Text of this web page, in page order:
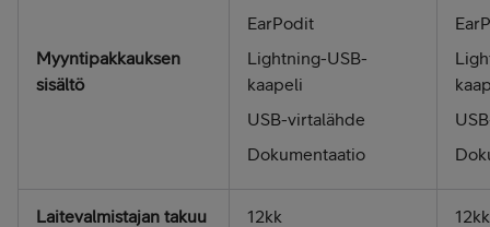
Myyntipakkauksen
sisältö
EarPodit
Lightning-USB-
kaapeli
USB-virtalähde
Dokumentaatio
Laitevalmistajan takuu 12kk 12kk